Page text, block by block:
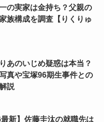
の実家は金持ち？父親の
族構成を調査【りくりゅ
あのいじめ疑惑は本当？
真や宝塚96期生事件との
説
最新】佐藤圭汰の就職先は